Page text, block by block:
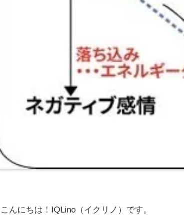
こんにちは！IQLino（イクリノ）です。